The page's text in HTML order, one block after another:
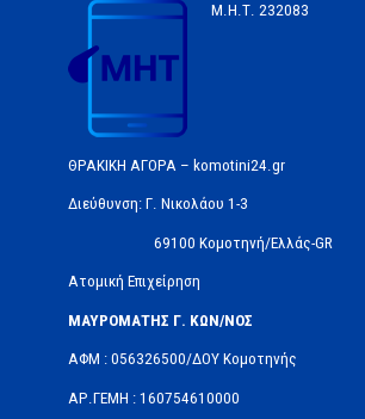
Μ.Η.Τ. 232083
ΘΡΑΚΙΚΗ ΑΓΟΡΑ – komotini24.gr
Διεύθυνση: Γ. Νικολάου 1-3
69100 Κομοτηνή/Ελλάς-GR
Ατομική Επιχείρηση
ΜΑΥΡΟΜΑΤΗΣ Γ. ΚΩΝ/ΝΟΣ
ΑΦΜ : 056326500/ΔOΥ Κομοτηνής
ΑΡ.ΓΕΜΗ : 160754610000